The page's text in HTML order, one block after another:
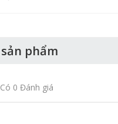
phẩm
Có 0 Đánh giá